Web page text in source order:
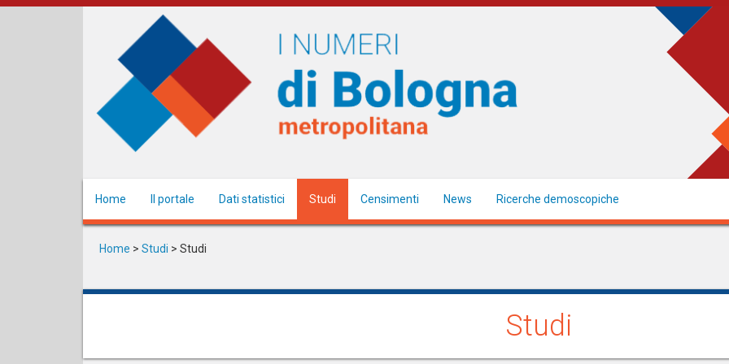
Salta
Home Il portale Dati statistici Studi Censimenti News Ricerche demoscopiche
Home > Studi > Studi
Studi